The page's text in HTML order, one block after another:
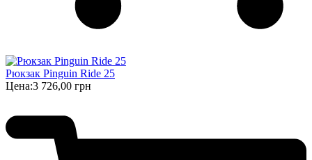
Рюкзак Pinguin Ride 25
Цена:3 726,00 грн